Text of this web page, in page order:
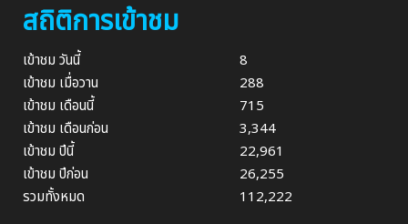
สถิติการเข้าชม
เข้าชม วันนี้
8
เข้าชม เมื่อวาน
288
เข้าชม เดือนนี้
715
เข้าชม เดือนก่อน
3,344
เข้าชม ปีนี้
22,961
เข้าชม ปีก่อน
26,255
รวมทั้งหมด
112,222